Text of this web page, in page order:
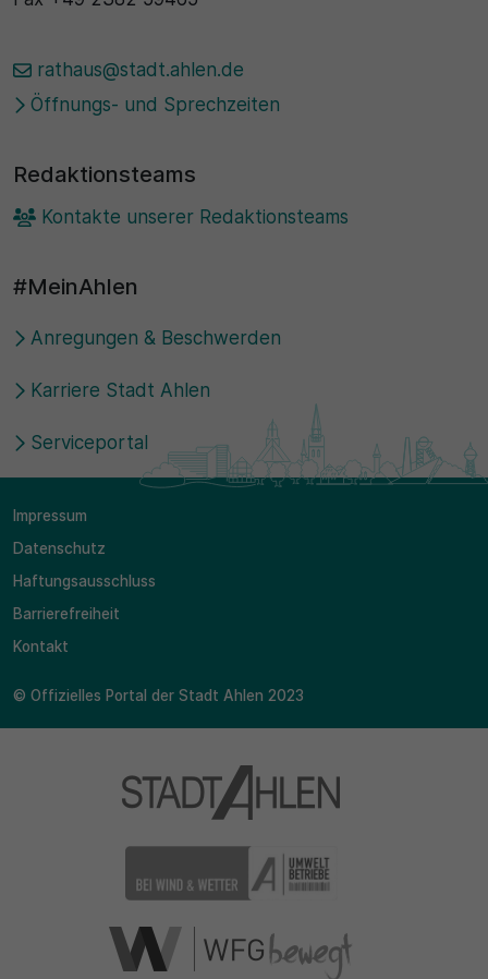
rathaus@stadt.ahlen.de
Öffnungs- und Sprechzeiten
Redaktionsteams
Kontakte unserer Redaktionsteams
#MeinAhlen
Anregungen & Beschwerden
Karriere Stadt Ahlen
Serviceportal
Impressum
Datenschutz
Haftungsausschluss
Barrierefreiheit
Kontakt
© Offizielles Portal der Stadt Ahlen 2023